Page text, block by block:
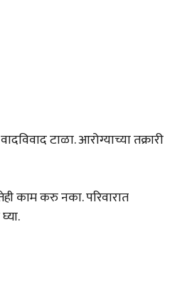
टाळा. आरोग्याच्या तक्रारी
काम करु नका. परिवारात